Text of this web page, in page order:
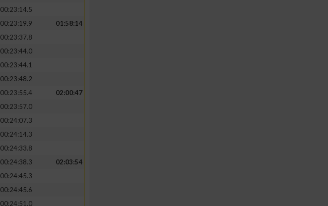
00:23:14.5
00:23:19.9
01:58:14
00:23:37.8
00:23:44.0
00:23:44.1
00:23:48.2
00:23:55.4
02:00:47
00:23:57.0
00:24:07.3
00:24:14.3
00:24:33.8
00:24:38.3
02:03:54
00:24:45.3
00:24:45.6
00:24:51.0